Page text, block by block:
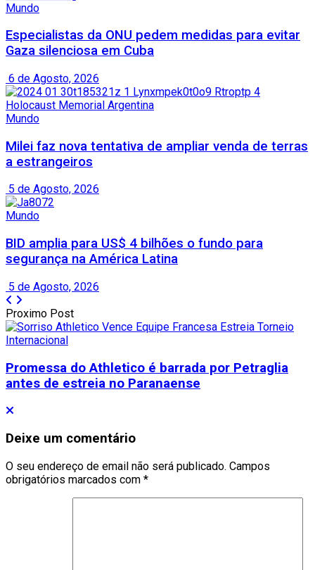
Mundo
Especialistas da ONU pedem medidas para evitar
Gaza silenciosa em Cuba
6 de Agosto, 2026
Mundo
Milei faz nova tentativa de ampliar venda de terras
a estrangeiros
5 de Agosto, 2026
Mundo
BID amplia para US$ 4 bilhões o fundo para
segurança na América Latina
5 de Agosto, 2026
Proximo Post
Promessa do Athletico é barrada por Petraglia
antes de estreia no Paranaense
Deixe um comentário
O seu endereço de email não será publicado. Campos
obrigatórios marcados com *